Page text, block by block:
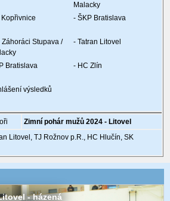
Malacky
Kopřivnice - ŠKP Bratislava
Záhoráci Stupava /
- Tatran Litovel
Bratislava - HC Zlín
výsledků
Zimní pohár mužů 2024 - Litovel
Litovel, TJ Rožnov p.R., HC Hlučín, SK
- házená